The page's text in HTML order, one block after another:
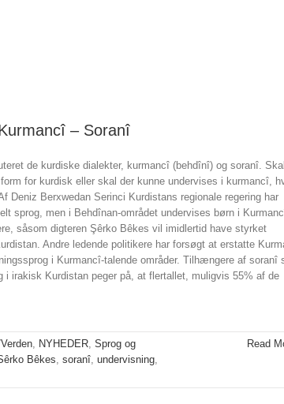
– Soranî
de kurdiske dialekter, kurmancî (behdînî) og soranî. Skal
for kurdisk eller skal der kunne undervises i kurmancî,
Deniz Berxwedan Serinci Kurdistans regionale regering har
sprog, men i Behdînan-området undervises børn i
såsom digteren Şêrko Bêkes vil imidlertid have styrket
Andre ledende politikere har forsøgt at erstatte
i Kurmancî-talende områder. Tilhængere af soranî
i irakisk Kurdistan peger på, at flertallet, muligvis 55% af de
, NYHEDER, Sprog og
Bêkes, soranî, undervisning,
Read